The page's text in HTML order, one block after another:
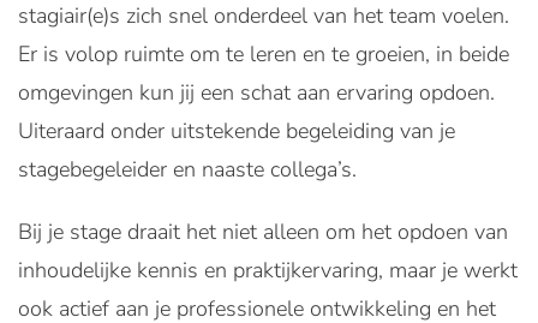
stagiair(e)s zich snel onderdeel van het team voelen.
Er is volop ruimte om te leren en te groeien, in beide
omgevingen kun jij een schat aan ervaring opdoen.
Uiteraard onder uitstekende begeleiding van je
stagebegeleider en naaste collega’s.
Bij je stage draait het niet alleen om het opdoen van
inhoudelijke kennis en praktijkervaring, maar je werkt
ook actief aan je professionele ontwikkeling en het